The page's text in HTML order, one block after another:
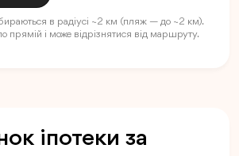
в радіусі ~2 км (пляж — до ~2 км).
прямій і може відрізнятися від маршруту.
іпотеки за